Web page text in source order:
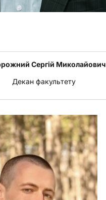
Сергій Миколайович
Декан факультету